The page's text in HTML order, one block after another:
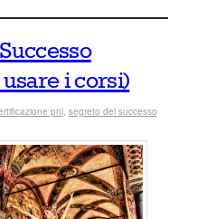
i corsi)
pnl, segreto del successo